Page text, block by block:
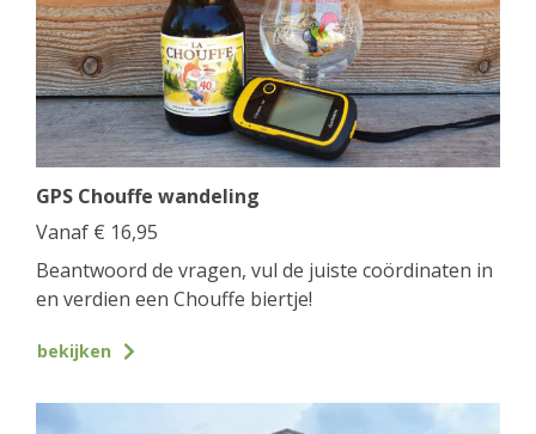
GPS Chouffe wandeling
Vanaf € 16,95
Beantwoord de vragen, vul de juiste coördinaten in
en verdien een Chouffe biertje!
bekijken